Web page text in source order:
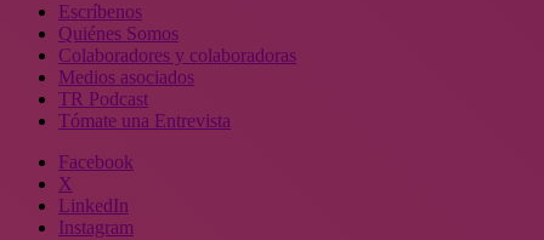
Escríbenos
Quiénes Somos
Colaboradores y colaboradoras
Medios asociados
TR Podcast
Tómate una Entrevista
Facebook
X
LinkedIn
Instagram